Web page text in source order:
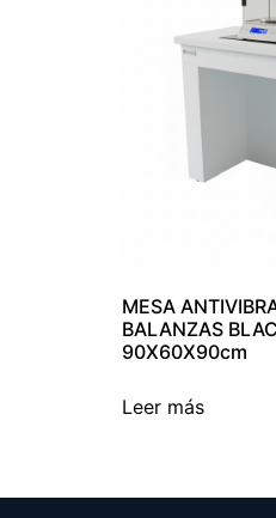
MESA
BALANZAS
90X60X90cm
Leer más